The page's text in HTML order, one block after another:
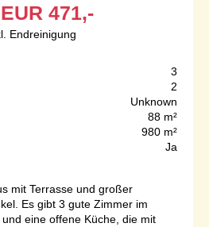
EUR 471,-
Endreinigung
3
2
Unknown
88 m²
980 m²
Ja
mit Terrasse und großer
Es gibt 3 gute Zimmer im
eine offene Küche, die mit